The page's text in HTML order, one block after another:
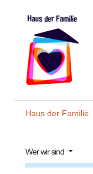
Haus der Familie
Wer wir sind